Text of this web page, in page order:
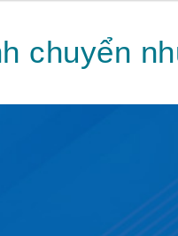
chuyển